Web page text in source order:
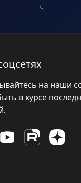
на наши
в курсе